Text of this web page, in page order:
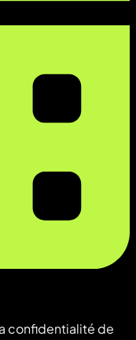
confidentialité de